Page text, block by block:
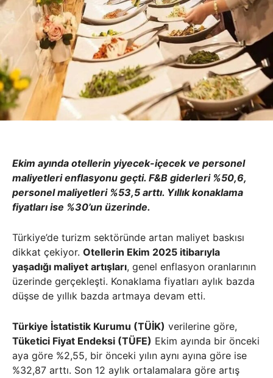
Ekim ayında otellerin yiyecek-içecek ve personel
maliyetleri enflasyonu geçti. F&B giderleri %50,6,
personel maliyetleri %53,5 arttı. Yıllık konaklama
fiyatları ise %30’un üzerinde.
Türkiye’de turizm sektöründe artan maliyet baskısı
dikkat çekiyor. Otellerin Ekim 2025 itibarıyla
yaşadığı maliyet artışları, genel enflasyon oranlarının
üzerinde gerçekleşti. Konaklama fiyatları aylık bazda
düşse de yıllık bazda artmaya devam etti.
Türkiye İstatistik Kurumu (TÜİK) verilerine göre,
Tüketici Fiyat Endeksi (TÜFE) Ekim ayında bir önceki
aya göre %2,55, bir önceki yılın aynı ayına göre ise
%32,87 arttı. Son 12 aylık ortalamalara göre artış